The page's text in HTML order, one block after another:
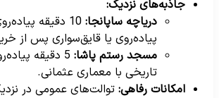
جاذبه‌های نزدیک:
دریاچه ساپانجا:
10 دقیقه
پیاده‌روی یا قایق‌سواری پس از
مسجد رستم پاشا:
5 دقیقه
تاریخی با معماری عثمانی.
امکانات رفاهی:توالت‌های عمومی در